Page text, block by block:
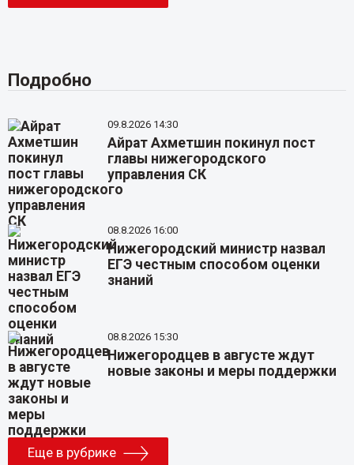
Подробно
09.8.2026 14:30
Айрат Ахметшин покинул пост
главы нижегородского
управления СК
08.8.2026 16:00
Нижегородский министр назвал
ЕГЭ честным способом оценки
знаний
08.8.2026 15:30
Нижегородцев в августе ждут
новые законы и меры поддержки
Еще в рубрике